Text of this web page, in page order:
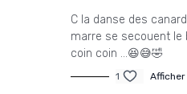
C la danse des
marre se secouent
coin coin ...😆😅🤣
1 Afficher